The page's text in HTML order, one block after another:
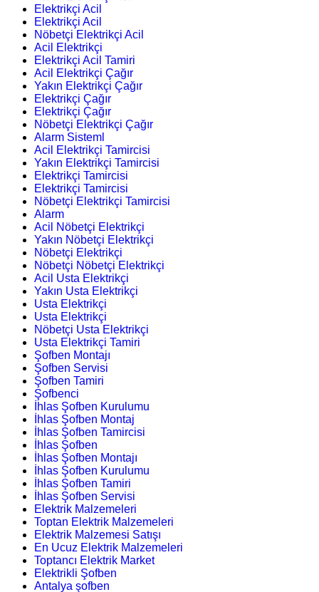
Elektrikçi Acil
Elektrikçi Acil
Nöbetçi Elektrikçi Acil
Acil Elektrikçi
Elektrikçi Acil Tamiri
Acil Elektrikçi Çağır
Yakın Elektrikçi Çağır
Elektrikçi Çağır
Elektrikçi Çağır
Nöbetçi Elektrikçi Çağır
Alarm Sisteml
Acil Elektrikçi Tamircisi
Yakın Elektrikçi Tamircisi
Elektrikçi Tamircisi
Elektrikçi Tamircisi
Nöbetçi Elektrikçi Tamircisi
Alarm
Acil Nöbetçi Elektrikçi
Yakın Nöbetçi Elektrikçi
Nöbetçi Elektrikçi
Nöbetçi Nöbetçi Elektrikçi
Acil Usta Elektrikçi
Yakın Usta Elektrikçi
Usta Elektrikçi
Usta Elektrikçi
Nöbetçi Usta Elektrikçi
Usta Elektrikçi Tamiri
Şofben Montajı
Şofben Servisi
Şofben Tamiri
Şofbenci
İhlas Şofben Kurulumu
İhlas Şofben Montaj
İhlas Şofben Tamircisi
İhlas Şofben
İhlas Şofben Montajı
İhlas Şofben Kurulumu
İhlas Şofben Tamiri
İhlas Şofben Servisi
Elektrik Malzemeleri
Toptan Elektrik Malzemeleri
Elektrik Malzemesi Satışı
En Ucuz Elektrik Malzemeleri
Toptancı Elektrik Market
Elektrikli Şofben
Antalya şofben